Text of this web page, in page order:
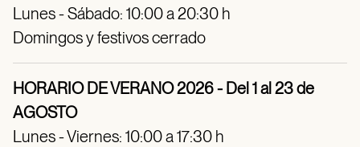
Lunes - Sábado: 10:00 a 20:30 h
Domingos y festivos cerrado
HORARIO DE VERANO 2026 - Del 1 al 23 de
AGOSTO
Lunes - Viernes: 10:00 a 17:30 h